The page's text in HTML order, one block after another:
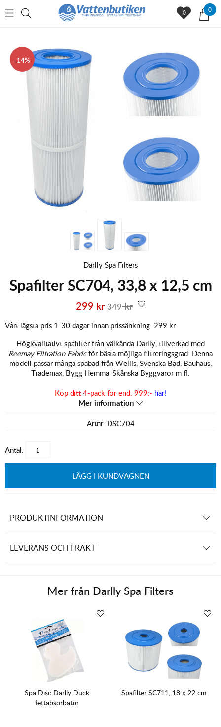
0
0
14
Darlly Spa Filters
Spafilter SC704, 33,8 x 12,5 cm
349kr
299 kr
Vårt lägsta pris 1-30 dagar innan prissänkning: 299 kr
Högkvalitativt spafilter från välkända Darlly, tillverkad med
Reemay Filtration Fabricför bästa möjliga filtreringsgrad. Denna
modell passar många spabad från Wellis, Svenska Bad, Bauhaus,
Trademax, Bygg Hemma, Skånska Byggvaror m fl.
Köp ditt 4-pack för end. 999:- här!
Mer information
Artnr: DSC704
Antal:
LÄGG I KUNDVAGNEN
PRODUKTINFORMATION
LEVERANS OCH FRAKT
Mer från Darlly Spa Filters
Spa Disc Darlly Duck
fettabsorbator
Spafilter SC711, 18 x 22 cm